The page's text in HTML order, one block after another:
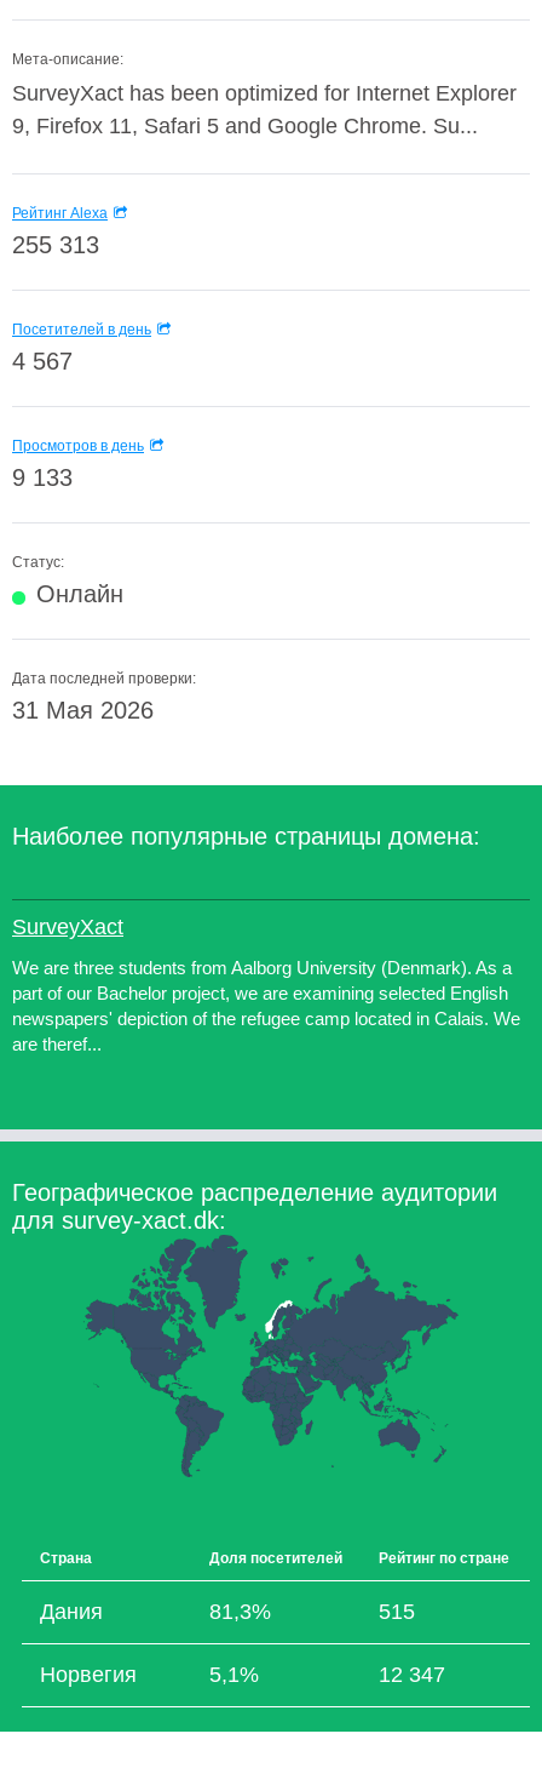
Мета-описание:
SurveyXact has been optimized for Internet Explorer
9, Firefox 11, Safari 5 and Google Chrome. Su...
Рейтинг Alexa
255 313
Посетителей в день
4 567
Просмотров в день
9 133
Статус:
Онлайн
Дата последней проверки:
31 Мая 2026
Наиболее популярные страницы домена:
SurveyXact
We are three students from Aalborg University (Denmark). As a
part of our Bachelor project, we are examining selected English
newspapers' depiction of the refugee camp located in Calais. We
are theref...
Географическое распределение аудитории
для survey-xact.dk:
Страна Доля посетителей Рейтинг по стране
Дания 81,3% 515
Норвегия 5,1% 12 347